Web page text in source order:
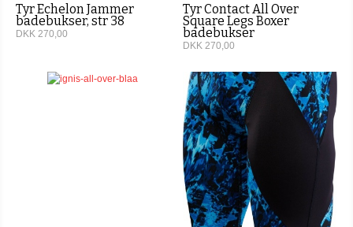
Tyr Echelon Jammer
badebukser, str 38
DKK 270,00
Tyr Contact All Over
Square Legs Boxer
badebukser
DKK 270,00